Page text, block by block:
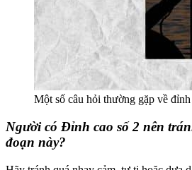
Một số câu hỏi thường gặp về đỉnh
Người có Đỉnh cao số 2 nên
đoạn này?